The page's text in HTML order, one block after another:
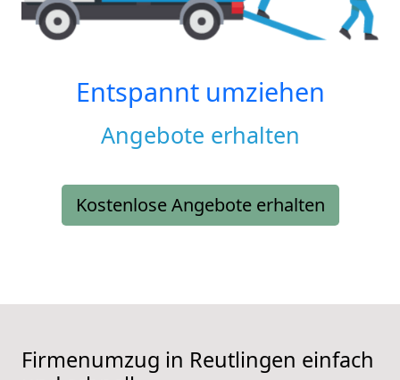
Entspannt umziehen
Angebote erhalten
Kostenlose Angebote erhalten
Firmenumzug in Reutlingen einfach